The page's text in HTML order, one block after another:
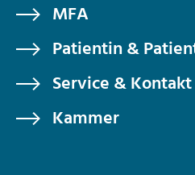
MFA
Patientin &
Service & Kontakt
Kammer